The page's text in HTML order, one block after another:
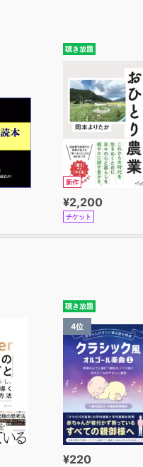
聴き放題
新作
¥2,200
チケット
聴き放題
4位
¥220